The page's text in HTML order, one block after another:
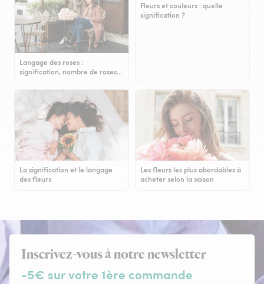
Langage des roses :
signification, nombre de roses…
Fleurs et couleurs : quelle
signification ?
La signification et le langage
des fleurs
Les fleurs les plus abordables à
acheter selon la saison
Inscrivez-vous à notre newsletter
-5€ sur votre 1ère commande